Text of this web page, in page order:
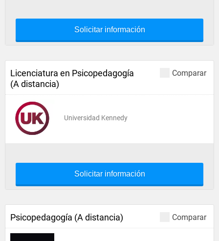
Solicitar información
Comparar
Licenciatura en Psicopedagogía
(A distancia)
Universidad Kennedy
Solicitar información
Comparar
Psicopedagogía (A distancia)